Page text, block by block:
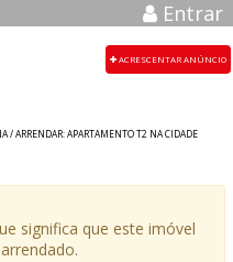
Entrar
ACRESCENTAR ANÚNCIO
/ARRENDAR: APARTAMENTO T2 NA CIDADE
significa que este imóvel